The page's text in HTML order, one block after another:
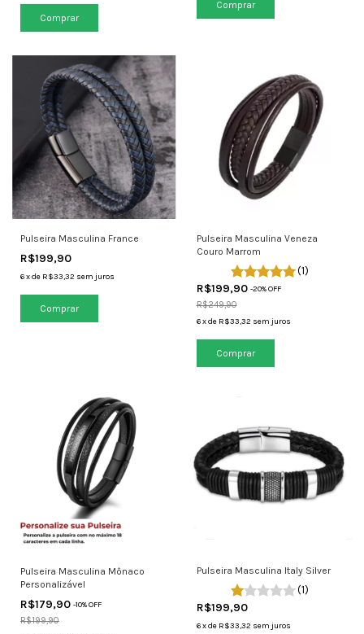
Comprar
Pulseira Masculina France
R$199,90
6xde R$33,32 sem juros
Comprar
Pulseira Masculina Veneza
Couro Marrom
(1)
R$199,90 -20% OFF
R$249,90
6 xde R$33,32 sem juros
Comprar
Pulseira Masculina Mônaco
Personalizável
R$179,90 -10% OFF
R$199,90
Pulseira Masculina Italy Silver
(1)
R$199,90
6 xde R$33,32 sem juros